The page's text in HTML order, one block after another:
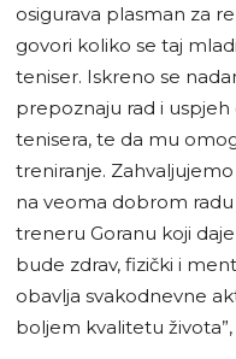
osigurava plasman za
govori koliko se taj
teniser. Iskreno se
prepoznaju rad i
tenisera, te da mu
treniranje.
na veoma dobrom
treneru Goranu koji
bude zdrav, fizički i
obavlja svakodnevne
boljem kvalitetu